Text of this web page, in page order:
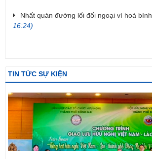
Nhất quán đường lối đối ngoại vì hoà bình
16:24)
TIN TỨC SỰ KIỆN